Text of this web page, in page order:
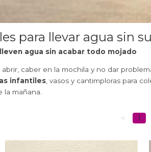
para llevar agua sin
agua sin acabar todo mojado
caber en la mochila y no dar
infantiles, vasos y cantimploras para
mañana.
< 1